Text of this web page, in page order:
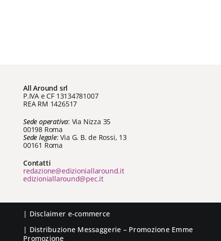
All Around srl
P.IVA e CF 13134781007
REA RM 1426517
Sede operativa: Via Nizza 35
00198 Roma
Sede legale: Via G. B. de Rossi, 13
00161 Roma
Contatti
redazione@edizioniallaround.it
edizioniallaround@pec.it
| Disclaimer e-commerce
| Distribuzione Messaggerie – Promozione Emme
Promozione